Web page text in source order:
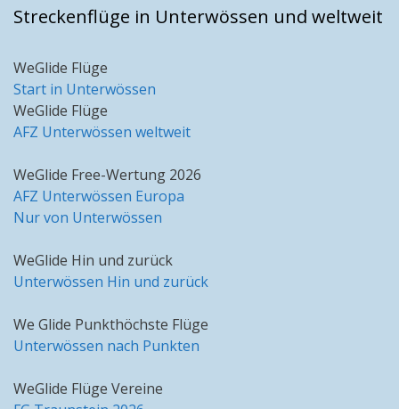
Streckenflüge in Unterwössen und weltweit
WeGlide Flüge
Start in Unterwössen
WeGlide Flüge
AFZ Unterwössen weltweit
WeGlide Free-Wertung 2026
AFZ Unterwössen Europa
Nur von Unterwössen
WeGlide Hin und zurück
Unterwössen Hin und zurück
We Glide Punkthöchste Flüge
Unterwössen nach Punkten
WeGlide Flüge Vereine